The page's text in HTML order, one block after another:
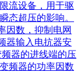
流设备，用于驱
态超压的影响。
因数，抑制电网
器输入电抗器安
器的进线端的压
频器的功率因数